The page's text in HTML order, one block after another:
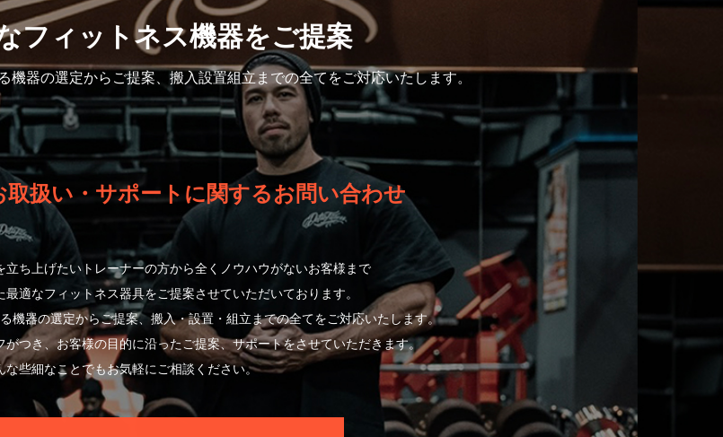
フィットネス機器をご提案
機器の選定から ご提案、搬入設置組立までの全てをご対応いたします。
扱い・サポートに関するお問い合わせ
立ち上げたいトレーナーの方から全くノウハウがないお客様まで
最適なフィットネス器具をご提案させていただいております。
機器の選定からご提案、搬入・設置・組立までの全てをご対応いたします。
つき、お客様の目的に沿ったご提案、サポートをさせていただきます。
な些細なことでもお気軽にご相談ください。